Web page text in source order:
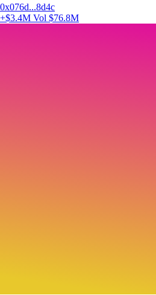
0x076d...8d4c
+$3.4M Vol $76.8M